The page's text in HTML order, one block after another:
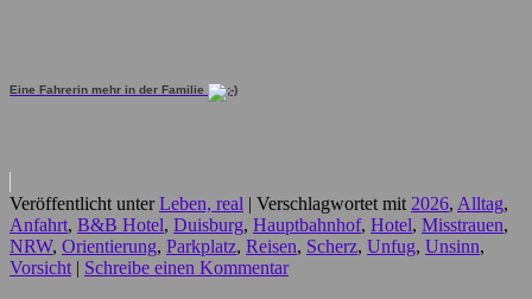
Eine Fahrerin mehr in der Familie
Veröffentlicht unter Leben, real | Verschlagwortet mit 2026, Alltag,
Anfahrt, B&B Hotel, Duisburg, Hauptbahnhof, Hotel, Misstrauen,
NRW, Orientierung, Parkplatz, Reisen, Scherz, Unfug, Unsinn,
Vorsicht | Schreibe einen Kommentar